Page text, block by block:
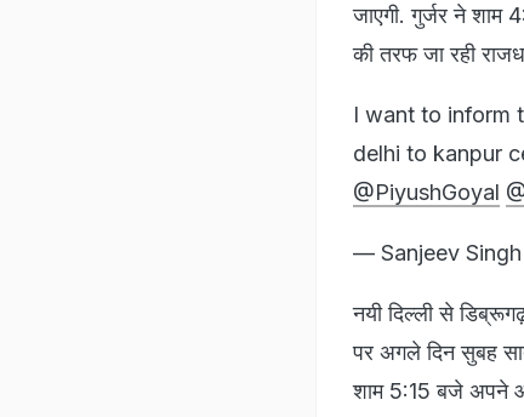
जाएगी. गुर्जर ने शाम
की तरफ जा रही
I want to inform
delhi to kanpur
@PiyushGoyal
— Sanjeev Singh
नयी दिल्ली से
पर अगले दिन सुबह
शाम 5:15 बजे अपने